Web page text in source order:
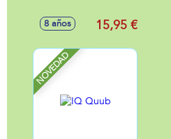
8 años 15,95 €
NOVEDAD